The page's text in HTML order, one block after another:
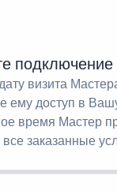
подключение
визита
ему доступ в
время Мастер
заказанные